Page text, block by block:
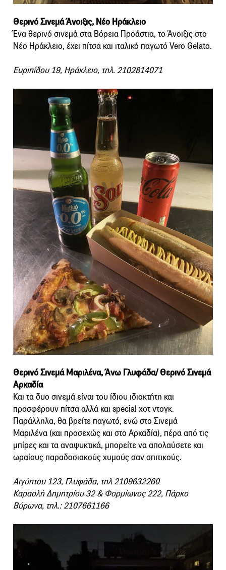
Θερινό Σινεμά Άνοιξις, Νέο Ηράκλειο
Ένα θερινό σινεμά στα Βόρεια Προάστια, το Άνοιξις στο
Νέο Ηράκλειο, έχει πίτσα και ιταλικό παγωτό Vero Gelato.
Ευριπίδου 19, Ηράκλειο, τηλ. 2102814071
Θερινό Σινεμά Μαριλένα, Άνω Γλυφάδα/ Θερινό Σινεμά
Αρκαδία
Και τα δυο σινεμά είναι του ίδιου ιδιοκτήτη και
προσφέρουν πίτσα αλλά και special χοτ ντογκ.
Παράλληλα, θα βρείτε παγωτό, ενώ στο Σινεμά
Μαριλένα (και προσεχώς και στο Αρκαδία), πέρα από τις
μπίρες και τα αναψυκτικά, μπορείτε να απολαύσετε και
ωραίους παραδοσιακούς χυμούς σαν σπιτικούς.
Αιγύπτου 123, Γλυφάδα, τηλ 2109632260
Καραολή Δημητρίου 32 & Φορμίωνος 222, Πάρκο
Βύρωνα, τηλ.​: 2107661166